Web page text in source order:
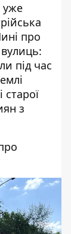
уже
про
під час
старої
з